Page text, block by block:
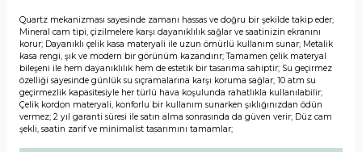
Quartz mekanizması sayesinde zamanı hassas ve doğru bir şekilde takip eder;
Mineral cam tipi, çizilmelere karşı dayanıklılık sağlar ve saatinizin ekranını
korur; Dayanıklı çelik kasa materyali ile uzun ömürlü kullanım sunar; Metalik
kasa rengi, şık ve modern bir görünüm kazandırır; Tamamen çelik materyal
bileşeni ile hem dayanıklılık hem de estetik bir tasarıma sahiptir; Su geçirmez
özelliği sayesinde günlük su sıçramalarına karşı koruma sağlar; 10 atm su
geçirmezlik kapasitesiyle her türlü hava koşulunda rahatlıkla kullanılabilir;
Çelik kordon materyali, konforlu bir kullanım sunarken şıklığınızdan ödün
vermez; 2 yıl garanti süresi ile satın alma sonrasında da güven verir; Düz cam
şekli, saatin zarif ve minimalist tasarımını tamamlar;